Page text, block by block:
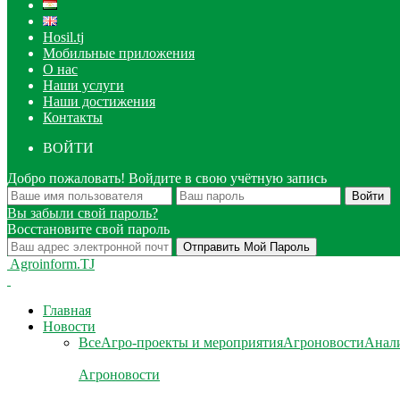
Hosil.tj
Мобильные приложения
О нас
Наши услуги
Наши достижения
Контакты
ВОЙТИ
Добро пожаловать! Войдите в свою учётную запись
Вы забыли свой пароль?
Восстановите свой пароль
Agroinform.TJ
Главная
Новости
ВсеАгро-проекты и мероприятияАгроновости
Агроновости